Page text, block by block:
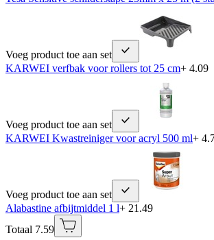
Voeg product toe aan set
KARWEI verfbak voor rollers tot 25 cm+ 4.09
Voeg product toe aan set
KARWEI Kwastreiniger voor acryl 500 ml+
Voeg product toe aan set
Alabastine afbijtmiddel 1 l+ 21.49
Totaal 7.59